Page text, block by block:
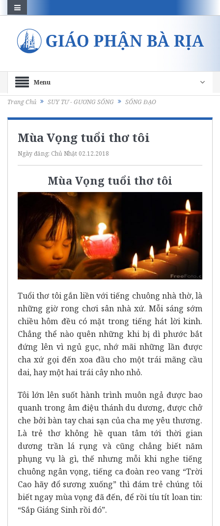
Menu
Trang Chủ SUY TƯ - GƯƠNG SỐNG SỐNG ĐẠO
Mùa Vọng tuổi thơ tôi
Ngày đăng: Chủ Nhật 02.12.2018
Mùa Vọng tuổi thơ tôi
Tuổi thơ tôi gắn liền với tiếng chuông nhà thờ, là
những giờ rong chơi sân nhà xứ. Mỗi sáng sớm
chiều hôm đều có mặt trong tiếng hát lời kinh.
Chẳng thể nào quên những khi bị dì phước bắt
đứng lên vì ngủ gục, nhớ mãi những lần được
cha xứ gọi đến xoa đầu cho một trái mãng cầu
dai, hay một hai trái cây nho nhỏ.
Tôi lớn lên suốt hành trình muôn ngả được bao
quanh trong âm điệu thánh du dương, được chở
che bởi bàn tay chai sạn của cha mẹ yêu thương.
Là trẻ thơ không hề quan tâm tới thời gian
dương trần lá rụng và cũng chẳng biết năm
phụng vụ là gì, thế nhưng mỗi khi nghe tiếng
chuông ngân vọng, tiếng ca đoàn reo vang “Trời
Cao hãy đổ sương xuống” thì đám trẻ chúng tôi
biết ngay mùa vọng đã đến, để rồi tíu tít loan tin:
“Sắp Giáng Sinh rồi đó”.